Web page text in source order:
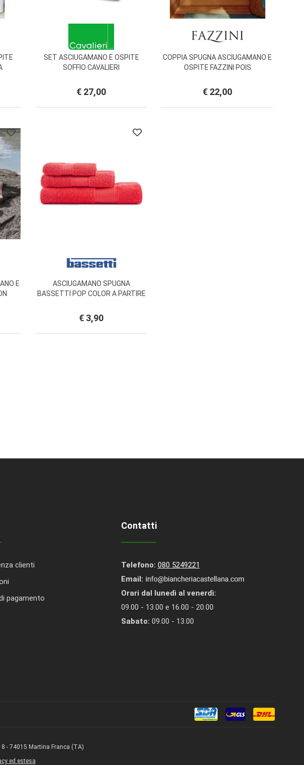
SET ASCIUGAMANO E OSPITE
SOFFIO CAVALIERI
€ 27,00
COPPIA SPUGNA ASCIUGAMANO E
OSPITE FAZZINI POIS
€ 22,00
E
ASCIUGAMANO SPUGNA
BASSETTI POP COLOR A PARTIRE
€ 3,90
clienti
pagamento
Contatti
Telefono: 080 5249221
Email:
Orari dal lunedì al venerdì:
09.00 - 13.00 e 16.00 - 20.00
Sabato: 09.00 - 13.00
- 74015 Martina Franca (TA)
ed estesa